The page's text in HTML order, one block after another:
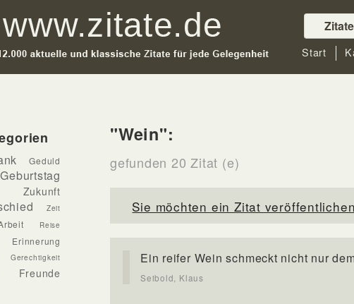
Zitate
Start
Geduld
Geburtstag
Zukunft
Zeit
Reise
Erinnerung
Gerechtigkeit
Freunde
"Wein":
gefunden 20 Zitat (e)
Sie möchten ein Zitat
Ein reifer Wein schmeckt nicht nur
Seibold, Klaus